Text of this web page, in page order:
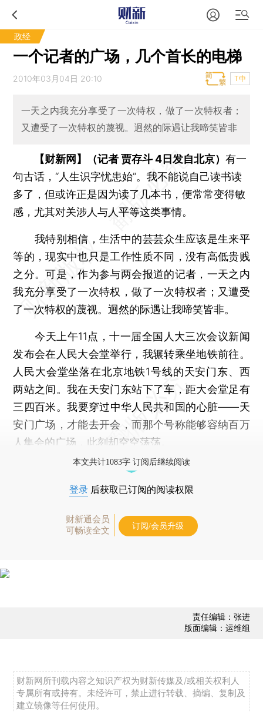
政经
一个记者的广场，几个首长的电梯
2010年03月04日 20:10 T中
一天之内我充分享受了一次特权，做了一次特权者；
又遭受了一次特权的蔑视。迥然的际遇让我啼笑皆非
【财新网】（记者 贾存斗 4日发自北京）有一
句古话，“人生识字忧患始”。我不能说自己读书读
多了，但或许正是因为读了几本书，便常常变得敏
感，尤其对关涉人与人平等这类事情。
我特别相信，生活中的芸芸众生应该是生来平
等的，现实中也只是工作性质不同，没有高低贵贱
之分。可是，作为参与两会报道的记者，一天之内
我充分享受了一次特权，做了一次特权者；又遭受
了一次特权的蔑视。迥然的际遇让我啼笑皆非。
今天上午11点，十一届全国人大三次会议新闻
发布会在人民大会堂举行，我辗转乘坐地铁前往。
人民大会堂坐落在北京地铁1号线的天安门东、西
两站之间。我在天安门东站下了车，距大会堂足有
三四百米。我要穿过中华人民共和国的心脏——天
安门广场，才能去开会，而那个号称能够容纳百万
人集会的广场，此刻却空空荡荡。
本文共计1083字 订阅后继续阅读
登录 后获取已订阅的阅读权限
财新通会员
可畅读全文
订阅/会员升级
责任编辑：张进
版面编辑：运维组
财新网所刊载内容之知识产权为财新传媒及/或相关权利人
专属所有或持有。未经许可，禁止进行转载、摘编、复制及
建立镜像等任何使用。